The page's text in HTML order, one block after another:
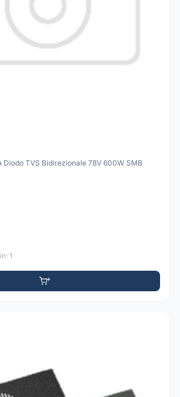
Diodo TVS Bidirezionale 78V 600W SMB
1